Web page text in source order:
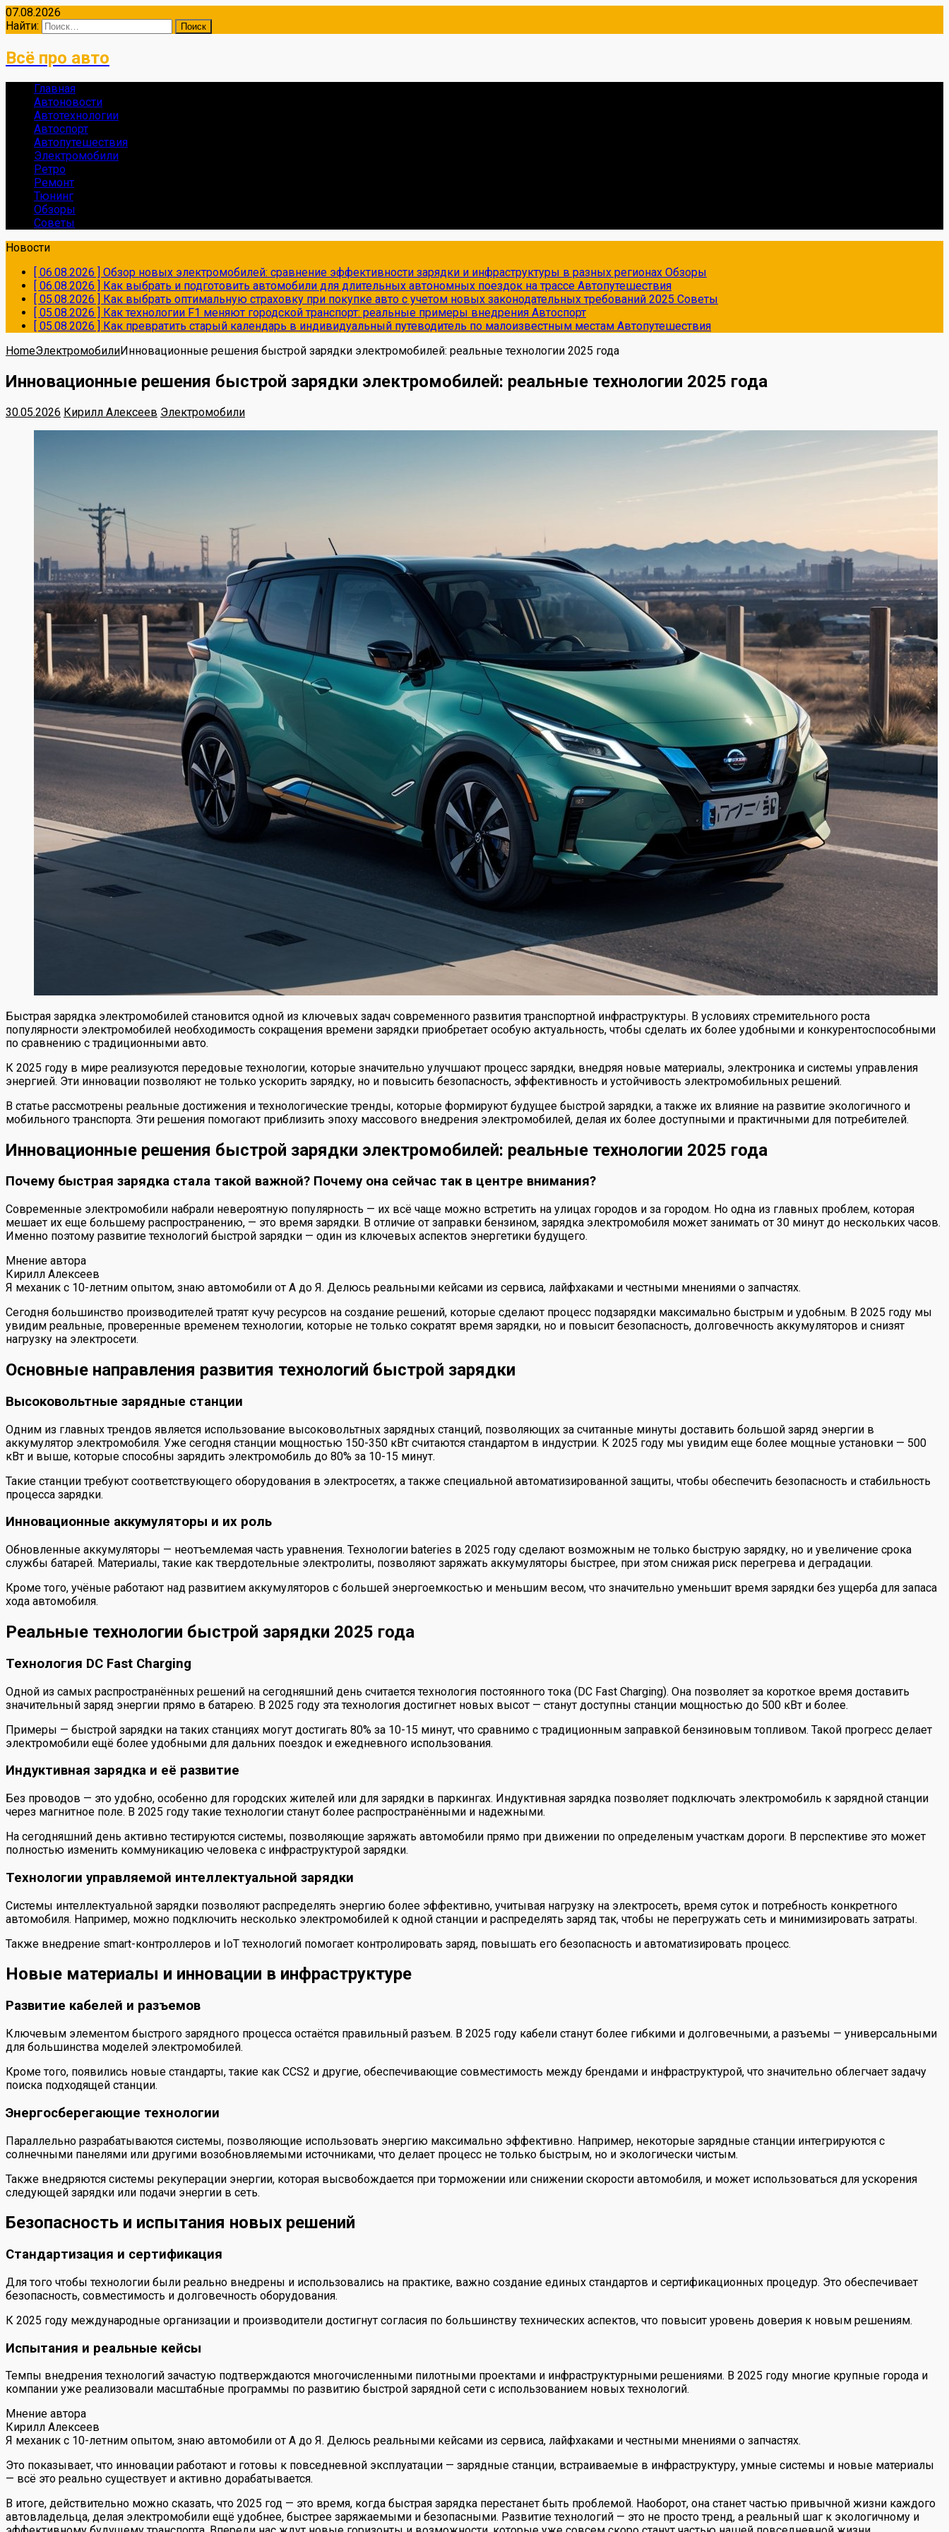
07.08.2026
Найти:
Всё про авто
Главная
Автоновости
Автотехнологии
Автоспорт
Автопутешествия
Электромобили
Ретро
Ремонт
Тюнинг
Обзоры
Советы
Новости
[ 06.08.2026 ] Обзор новых электромобилей: сравнение эффективности зарядки и инфраструктуры в разных регионах Обзоры
[ 06.08.2026 ] Как выбрать и подготовить автомобили для длительных автономных поездок на трассе Автопутешествия
[ 05.08.2026 ] Как выбрать оптимальную страховку при покупке авто с учетом новых законодательных требований 2025 Советы
[ 05.08.2026 ] Как технологии F1 меняют городской транспорт: реальные примеры внедрения Автоспорт
[ 05.08.2026 ] Как превратить старый календарь в индивидуальный путеводитель по малоизвестным местам Автопутешествия
HomeЭлектромобилиИнновационные решения быстрой зарядки электромобилей: реальные технологии 2025 года
Инновационные решения быстрой зарядки электромобилей: реальные технологии 2025 года
30.05.2026 Кирилл Алексеев Электромобили
Быстрая зарядка электромобилей становится одной из ключевых задач современного развития транспортной инфраструктуры. В условиях стремительного роста
популярности электромобилей необходимость сокращения времени зарядки приобретает особую актуальность, чтобы сделать их более удобными и конкурентоспособными
по сравнению с традиционными авто.
К 2025 году в мире реализуются передовые технологии, которые значительно улучшают процесс зарядки, внедряя новые материалы, электроника и системы управления
энергией. Эти инновации позволяют не только ускорить зарядку, но и повысить безопасность, эффективность и устойчивость электромобильных решений.
В статье рассмотрены реальные достижения и технологические тренды, которые формируют будущее быстрой зарядки, а также их влияние на развитие экологичного и
мобильного транспорта. Эти решения помогают приблизить эпоху массового внедрения электромобилей, делая их более доступными и практичными для потребителей.
Инновационные решения быстрой зарядки электромобилей: реальные технологии 2025 года
Почему быстрая зарядка стала такой важной? Почему она сейчас так в центре внимания?
Современные электромобили набрали невероятную популярность — их всё чаще можно встретить на улицах городов и за городом. Но одна из главных проблем, которая
мешает их еще большему распространению, — это время зарядки. В отличие от заправки бензином, зарядка электромобиля может занимать от 30 минут до нескольких часов.
Именно поэтому развитие технологий быстрой зарядки — один из ключевых аспектов энергетики будущего.
Мнение автора
Кирилл Алексеев
Я механик с 10-летним опытом, знаю автомобили от А до Я. Делюсь реальными кейсами из сервиса, лайфхаками и честными мнениями о запчастях.
Сегодня большинство производителей тратят кучу ресурсов на создание решений, которые сделают процесс подзарядки максимально быстрым и удобным. В 2025 году мы
увидим реальные, проверенные временем технологии, которые не только сократят время зарядки, но и повысит безопасность, долговечность аккумуляторов и снизят
нагрузку на электросети.
Основные направления развития технологий быстрой зарядки
Высоковольтные зарядные станции
Одним из главных трендов является использование высоковольтных зарядных станций, позволяющих за считанные минуты доставить большой заряд энергии в
аккумулятор электромобиля. Уже сегодня станции мощностью 150-350 кВт считаются стандартом в индустрии. К 2025 году мы увидим еще более мощные установки — 500
кВт и выше, которые способны зарядить электромобиль до 80% за 10-15 минут.
Такие станции требуют соответствующего оборудования в электросетях, а также специальной автоматизированной защиты, чтобы обеспечить безопасность и стабильность
процесса зарядки.
Инновационные аккумуляторы и их роль
Обновленные аккумуляторы — неотъемлемая часть уравнения. Технологии bateries в 2025 году сделают возможным не только быструю зарядку, но и увеличение срока
службы батарей. Материалы, такие как твердотельные электролиты, позволяют заряжать аккумуляторы быстрее, при этом снижая риск перегрева и деградации.
Кроме того, учёные работают над развитием аккумуляторов с большей энергоемкостью и меньшим весом, что значительно уменьшит время зарядки без ущерба для запаса
хода автомобиля.
Реальные технологии быстрой зарядки 2025 года
Технология DC Fast Charging
Одной из самых распространённых решений на сегодняшний день считается технология постоянного тока (DC Fast Charging). Она позволяет за короткое время доставить
значительный заряд энергии прямо в батарею. В 2025 году эта технология достигнет новых высот — станут доступны станции мощностью до 500 кВт и более.
Примеры — быстрой зарядки на таких станциях могут достигать 80% за 10-15 минут, что сравнимо с традиционным заправкой бензиновым топливом. Такой прогресс делает
электромобили ещё более удобными для дальних поездок и ежедневного использования.
Индуктивная зарядка и её развитие
Без проводов — это удобно, особенно для городских жителей или для зарядки в паркингах. Индуктивная зарядка позволяет подключать электромобиль к зарядной станции
через магнитное поле. В 2025 году такие технологии станут более распространёнными и надежными.
На сегодняшний день активно тестируются системы, позволяющие заряжать автомобили прямо при движении по определеным участкам дороги. В перспективе это может
полностью изменить коммуникацию человека с инфраструктурой зарядки.
Технологии управляемой интеллектуальной зарядки
Системы интеллектуальной зарядки позволяют распределять энергию более эффективно, учитывая нагрузку на электросеть, время суток и потребность конкретного
автомобиля. Например, можно подключить несколько электромобилей к одной станции и распределять заряд так, чтобы не перегружать сеть и минимизировать затраты.
Также внедрение smart-контроллеров и IoT технологий помогает контролировать заряд, повышать его безопасность и автоматизировать процесс.
Новые материалы и инновации в инфраструктуре
Развитие кабелей и разъемов
Ключевым элементом быстрого зарядного процесса остаётся правильный разъем. В 2025 году кабели станут более гибкими и долговечными, а разъемы — универсальными
для большинства моделей электромобилей.
Кроме того, появились новые стандарты, такие как CCS2 и другие, обеспечивающие совместимость между брендами и инфраструктурой, что значительно облегчает задачу
поиска подходящей станции.
Энергосберегающие технологии
Параллельно разрабатываются системы, позволяющие использовать энергию максимально эффективно. Например, некоторые зарядные станции интегрируются с
солнечными панелями или другими возобновляемыми источниками, что делает процесс не только быстрым, но и экологически чистым.
Также внедряются системы рекуперации энергии, которая высвобождается при торможении или снижении скорости автомобиля, и может использоваться для ускорения
следующей зарядки или подачи энергии в сеть.
Безопасность и испытания новых решений
Стандартизация и сертификация
Для того чтобы технологии были реально внедрены и использовались на практике, важно создание единых стандартов и сертификационных процедур. Это обеспечивает
безопасность, совместимость и долговечность оборудования.
К 2025 году международные организации и производители достигнут согласия по большинству технических аспектов, что повысит уровень доверия к новым решениям.
Испытания и реальные кейсы
Темпы внедрения технологий зачастую подтверждаются многочисленными пилотными проектами и инфраструктурными решениями. В 2025 году многие крупные города и
компании уже реализовали масштабные программы по развитию быстрой зарядной сети с использованием новых технологий.
Мнение автора
Кирилл Алексеев
Я механик с 10-летним опытом, знаю автомобили от А до Я. Делюсь реальными кейсами из сервиса, лайфхаками и честными мнениями о запчастях.
Это показывает, что инновации работают и готовы к повседневной эксплуатации — зарядные станции, встраиваемые в инфраструктуру, умные системы и новые материалы
— всё это реально существует и активно дорабатывается.
В итоге, действительно можно сказать, что 2025 год — это время, когда быстрая зарядка перестанет быть проблемой. Наоборот, она станет частью привычной жизни каждого
автовладельца, делая электромобили ещё удобнее, быстрее заряжаемыми и безопасными. Развитие технологий — это не просто тренд, а реальный шаг к экологичному и